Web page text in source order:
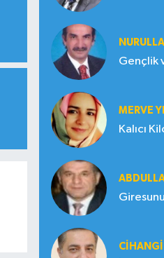
MERVE
Kalıcı